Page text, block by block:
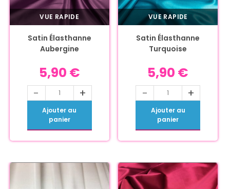
VUE RAPIDE
Satin Élasthanne
Aubergine
5,90 €
- +
Ajouter au
panier
VUE RAPIDE
Satin Élasthanne
Turquoise
5,90 €
- +
Ajouter au
panier